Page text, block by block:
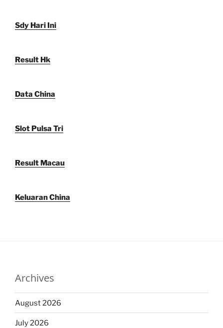
Sdy Hari Ini
Result Hk
Data China
Slot Pulsa Tri
Result Macau
Keluaran China
Archives
August 2026
July 2026